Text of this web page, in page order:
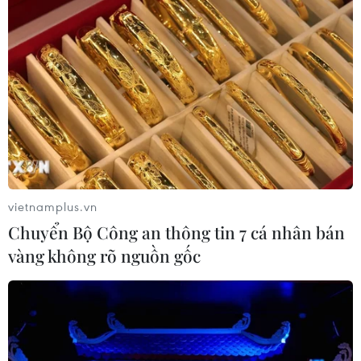
59 năm ASEAN: Lá cờ ASEAN lần đầu
tỏa sáng trên biểu tượng lịch sử của
Ấn Độ
08/08/2026 04:29
Thương mại Việt Nam-Australia
hướng tới những động lực tăng
trưởng mới
08/08/2026 03:29
Trung Quốc: E-Town Bắc Kinh
hướng tới trở thành trung tâm AI
toàn cầu năm 2030
08/08/2026 02:11
vietnamplus.vn
Chuyển Bộ Công an thông tin 7 cá nhân bán
vàng không rõ nguồn gốc